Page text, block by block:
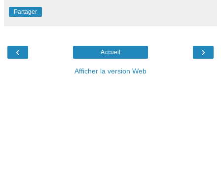
Partager
‹ ›
Accueil
Afficher la version Web